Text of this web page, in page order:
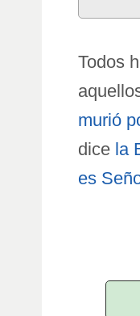
Todos
murió
dice la
es